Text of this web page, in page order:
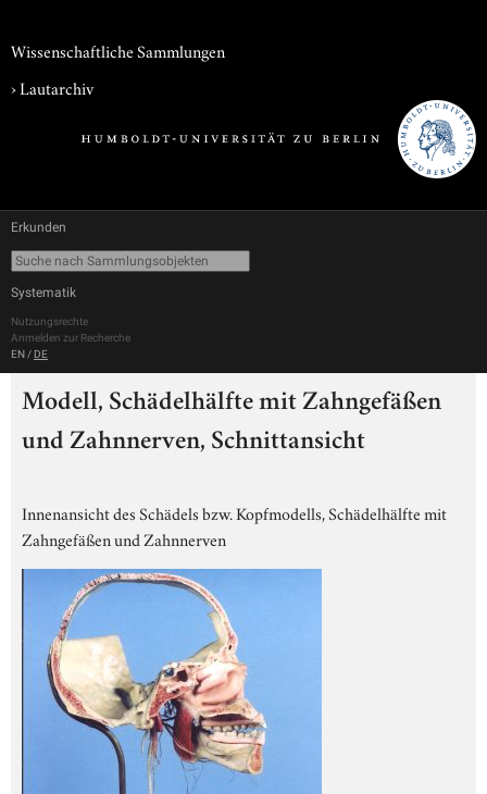
Wissenschaftliche Sammlungen
›Lautarchiv
Erkunden
Systematik
Nutzungsrechte
Anmelden zur Recherche
EN / DE
Modell, Schädelhälfte mit Zahngefäßen
und Zahnnerven, Schnittansicht
Innenansicht des Schädels bzw. Kopfmodells, Schädelhälfte mit
Zahngefäßen und Zahnnerven